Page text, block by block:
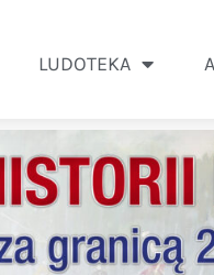
LUDOTEKA